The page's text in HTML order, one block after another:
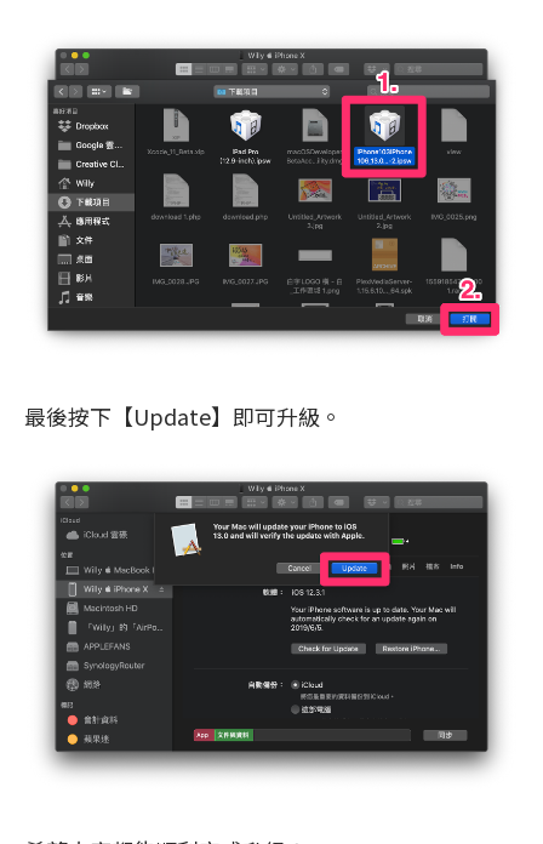
最後按下【Update】即可升級。